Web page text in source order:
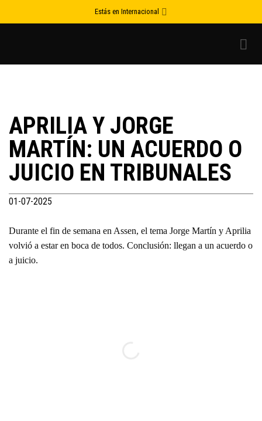
to
Estás en Internacional
APRILIA Y JORGE
MARTÍN: UN ACUERDO O
JUICIO EN TRIBUNALES
01-07-2025
Durante el fin de semana en Assen, el tema Jorge Martín y Aprilia
volvió a estar en boca de todos. Conclusión: llegan a un acuerdo o
a juicio.